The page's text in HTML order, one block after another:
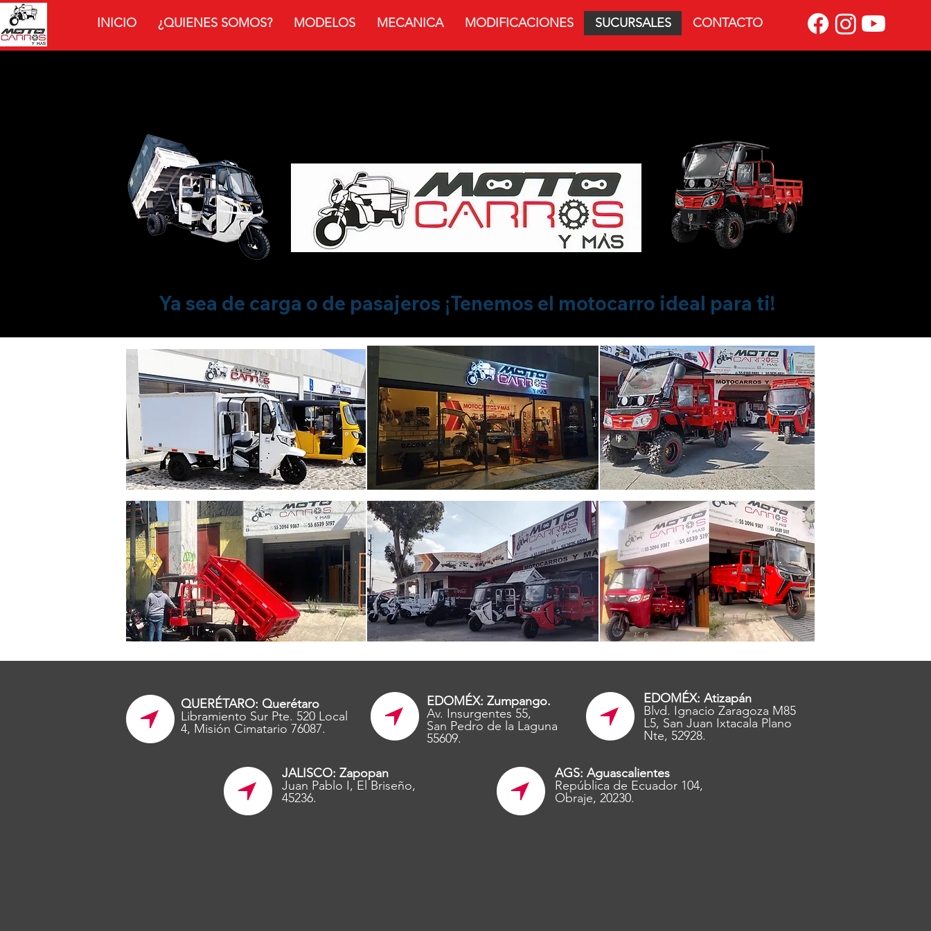
INICIO ¿QUIENES SOMOS? MODELOS MECANICA MODIFICACIONES SUCURSALES CONTACTO
Ya sea de carga o de pasajeros ¡Tenemos el motocarro ideal para ti!
QUERÉTARO: Querétaro
Libramiento Sur Pte. 520 Local
4, Misión Cimatario 76087.
EDOMÉX: Zumpango.
Av. Insurgentes 55,
San Pedro de la Laguna
55609.
EDOMÉX: Atizapán
Blvd. Ignacio Zaragoza M85
L5, San Juan Ixtacala Plano
Nte, 52928.
JALISCO: Zapopan
Juan Pablo I, El Briseño,
45236.
AGS: Aguascalientes
República de Ecuador 104,
Obraje, 20230.